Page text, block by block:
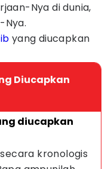
Nya di dunia,
Nya.
yang diucapkan
Diucapkan
diucapkan
kronologis